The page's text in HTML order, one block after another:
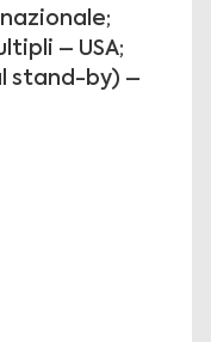
– USA;
stand-by) –